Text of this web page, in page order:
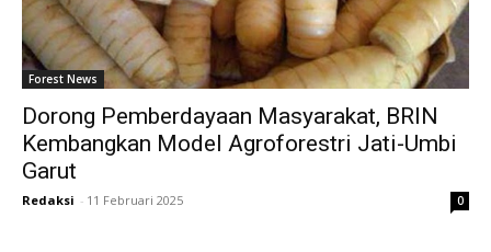
Forest News
Dorong Pemberdayaan Masyarakat, BRIN
Kembangkan Model Agroforestri Jati-Umbi
Garut
Redaksi - 11 Februari 2025 0